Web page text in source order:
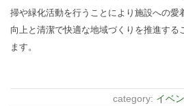
掃や緑化活動を行うことにより施設への愛
向上と清潔で快適な地域づくりを推進する
ます。
category: イベ